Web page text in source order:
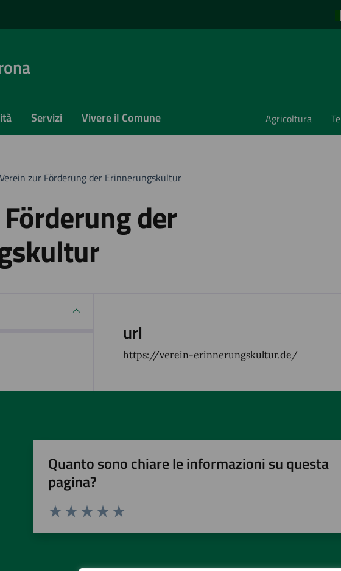
Servizi Vivere il Comune Agricoltura
Verein zur Förderung der Erinnerungskultur
der
url
https://verein-erinnerungskultur.de/
Quanto sono chiare le informazioni su questa
pagina?